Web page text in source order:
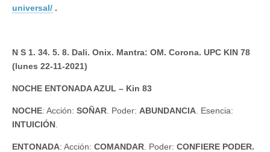
universal/ .
N S 1. 34. 5. 8. Dali. Onix. Mantra: OM. Corona. UPC KIN 78
(lunes 22-11-2021)
NOCHE ENTONADA AZUL – Kin 83
NOCHE: Acción: SOÑAR. Poder: ABUNDANCIA. Esencia:
INTUICIÓN.
ENTONADA: Acción: COMANDAR. Poder: CONFIERE PODER.